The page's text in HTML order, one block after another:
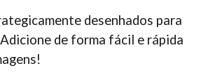
desenhados para
de forma fácil e rápida